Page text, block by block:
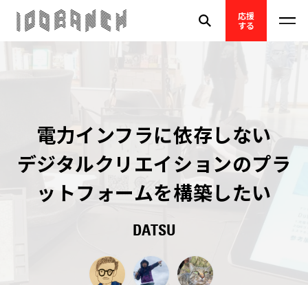
応援
する
電力インフラに依存しない
デジタルクリエイションのプラ
ットフォームを構築したい
DATSU